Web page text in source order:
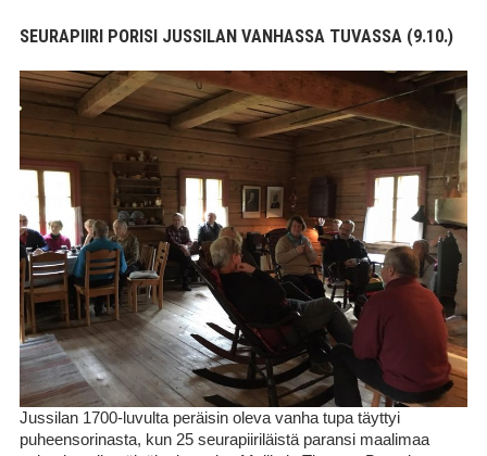
SEURAPIIRI PORISI JUSSILAN VANHASSA TUVASSA (9.10.)
Jussilan 1700-luvulta peräisin oleva vanha tupa täyttyi
puheensorinasta, kun 25 seurapiiriläistä paransi maalimaa